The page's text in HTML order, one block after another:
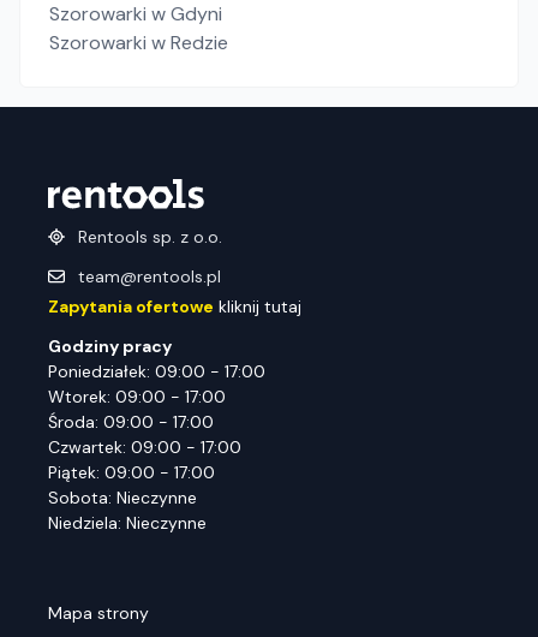
Szorowarki w Gdyni
Szorowarki w Redzie
Rentools sp. z o.o.
team@rentools.pl
Zapytania ofertowe kliknij tutaj
Godziny pracy
Poniedziałek: 09:00 - 17:00
Wtorek: 09:00 - 17:00
Środa: 09:00 - 17:00
Czwartek: 09:00 - 17:00
Piątek: 09:00 - 17:00
Sobota: Nieczynne
Niedziela: Nieczynne
Mapa strony